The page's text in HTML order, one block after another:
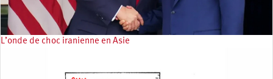
L’onde de choc iranienne en Asie